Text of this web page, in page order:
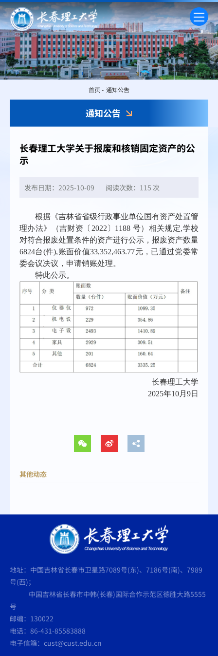
通知公告
首页 - 通知公告
长春理工大学关于报废和核销固定资产的公
示
发布日期：2025-10-09 阅读次数： 115 次
根据《吉林省省级行政事业单位国有资产处置管
理办法》（吉财资〔 2022〕1188 号）相关规定,学校
对符合报废处置条件的资产进行公示，报废资产数量
6824台(件),账面价值33,352,463.77元，已通过党委常
委会议决议，申请销账处理。
特此公示。
长春理工大学
2025年10月9日
其他动态
地址：中国吉林省长春市卫星路7089号(东)、7186号(南)、7989
号(西)；
中国吉林省长春市中韩(长春)国际合作示范区德胜大路5555
号
邮编：130022
电话：86-431-85583888
电子信箱：cust@cust.edu.cn